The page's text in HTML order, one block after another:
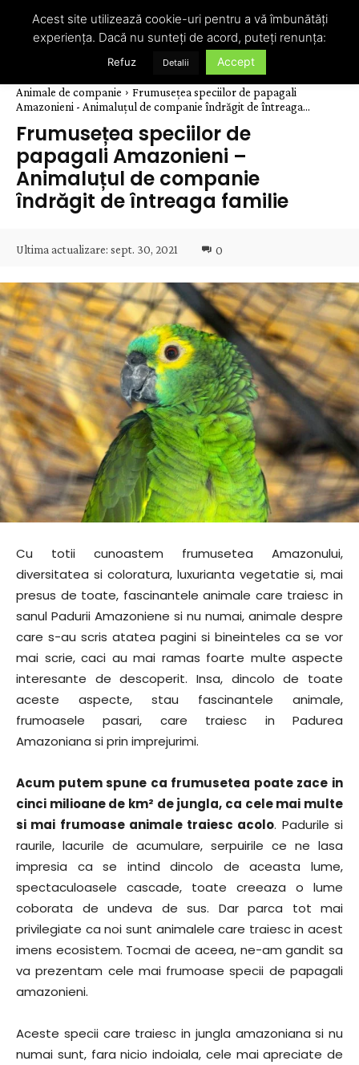
Animale de companie
Frumusețea speciilor de papagali
Amazonieni - Animaluțul de companie îndrăgit de întreaga...
Frumusețea speciilor de
papagali Amazonieni –
Animaluțul de companie
îndrăgit de întreaga familie
Ultima actualizare: sept. 30, 2021 0
Cu totii cunoastem frumusetea Amazonului,
diversitatea si coloratura, luxurianta vegetatie si, mai
presus de toate, fascinantele animale care traiesc in
sanul Padurii Amazoniene si nu numai, animale despre
care s-au scris atatea pagini si bineinteles ca se vor
mai scrie, caci au mai ramas foarte multe aspecte
interesante de descoperit. Insa, dincolo de toate
aceste aspecte, stau fascinantele animale,
frumoasele pasari, care traiesc in Padurea
Amazoniana si prin imprejurimi.
Acum putem spune ca frumusetea poate zace in
cinci milioane de km² de jungla, ca cele mai multe
si mai frumoase animale traiesc acolo. Padurile si
raurile, lacurile de acumulare, serpuirile ce ne lasa
impresia ca se intind dincolo de aceasta lume,
spectaculoasele cascade, toate creeaza o lume
coborata de undeva de sus. Dar parca tot mai
privilegiate ca noi sunt animalele care traiesc in acest
imens ecosistem. Tocmai de aceea, ne-am gandit sa
va prezentam cele mai frumoase specii de papagali
amazonieni.
Aceste specii care traiesc in jungla amazoniana si nu
numai sunt, fara nicio indoiala, cele mai apreciate de
Acest site utilizează cookie-uri pentru a vă îmbunătăți
experiența. Dacă nu sunteți de acord, puteți renunța:
Refuz Detalii Accept